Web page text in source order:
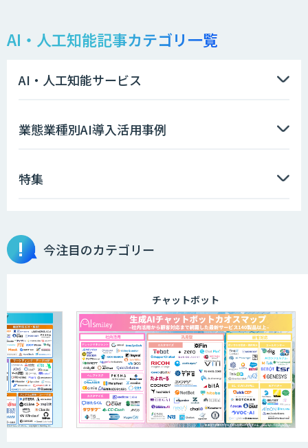
AI・人工知能記事カテゴリ一覧
AI・人工知能サービス
業態業種別AI導入活用事例
特集
今注目のカテゴリー
チャットボット